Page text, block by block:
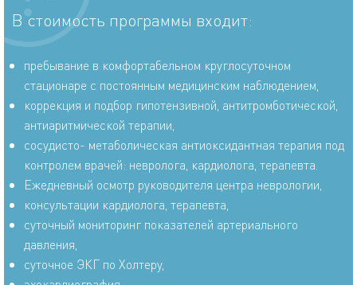
В стоимость программы входит:
пребывание в комфортабельном круглосуточном
стационаре с постоянным медицинским наблюдением,
коррекция и подбор гипотензивной, антитромботической,
антиаритмической терапии,
сосудисто- метаболическая антиоксидантная терапия под
контролем врачей: невролога, кардиолога, терапевта.
Ежедневный осмотр руководителя центра неврологии,
консультации кардиолога, терапевта,
суточный мониторинг показателей артериального
давления,
суточное ЭКГ по Холтеру,